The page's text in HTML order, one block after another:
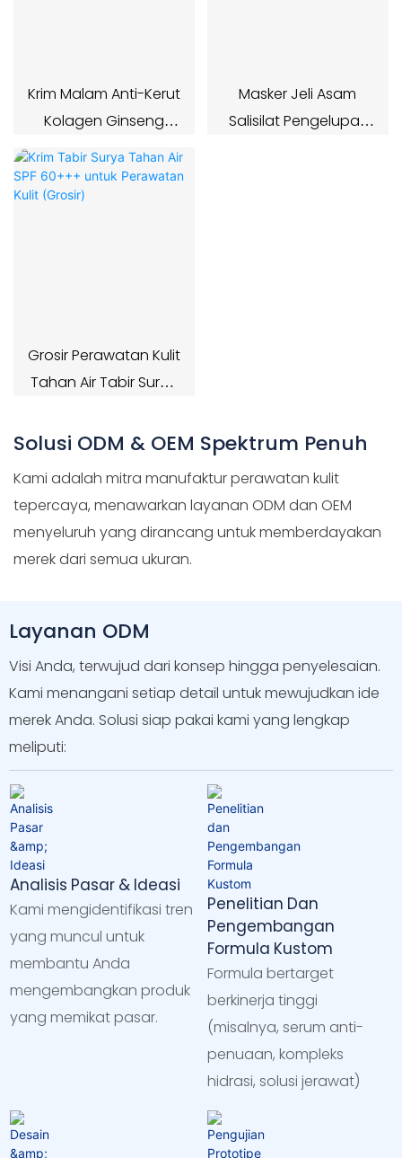
Krim Malam Anti-Kerut
Kolagen Ginseng
Retinol OEM
Masker Jeli Asam
Salisilat Pengelupas
Grosir Perawatan Kulit
Tahan Air Tabir Surya
Surya
Solusi ODM & OEM Spektrum Penuh
Kami adalah mitra manufaktur perawatan kulit
tepercaya, menawarkan layanan ODM dan OEM
menyeluruh yang dirancang untuk memberdayakan
merek dari semua ukuran.
Layanan ODM
Visi Anda, terwujud dari konsep hingga penyelesaian.
Kami menangani setiap detail untuk mewujudkan ide
merek Anda. Solusi siap pakai kami yang lengkap
meliputi:
Analisis Pasar & Ideasi
Kami mengidentifikasi tren
yang muncul untuk
membantu Anda
mengembangkan produk
yang memikat pasar.
Penelitian Dan
Pengembangan
Formula Kustom
Formula bertarget
berkinerja tinggi
(misalnya, serum anti-
penuaan, kompleks
hidrasi, solusi jerawat)